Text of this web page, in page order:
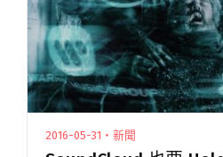
2016-05-31・新聞